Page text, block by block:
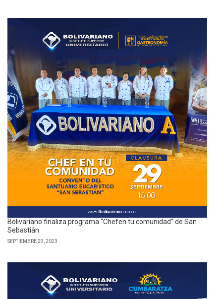
Bolivariano finaliza programa “Chefen tu comunidad” de San
Sebastián
SEPTIEMBRE 29, 2023